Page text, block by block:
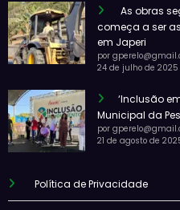
As obras
começa a ser
em Japeri
por
24 de julho de 2025
‘Inclusão
Municipal da
por
21 de agosto de
Política de Privacidade